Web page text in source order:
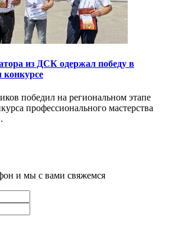
из ДСК одержал победу в
конкурсе
победил на региональном этапе
профессионального мастерства
и мы с вами свяжемся